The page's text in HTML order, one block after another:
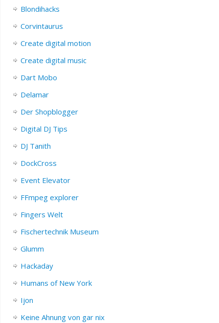
Blondihacks
Corvintaurus
Create digital motion
Create digital music
Dart Mobo
Delamar
Der Shopblogger
Digital DJ Tips
DJ Tanith
DockCross
Event Elevator
FFmpeg explorer
Fingers Welt
Fischertechnik Museum
Glumm
Hackaday
Humans of New York
Ijon
Keine Ahnung von gar nix